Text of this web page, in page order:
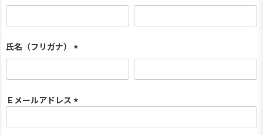
(
氏名（フリガナ）
(
)
Ｅメールアドレス
必